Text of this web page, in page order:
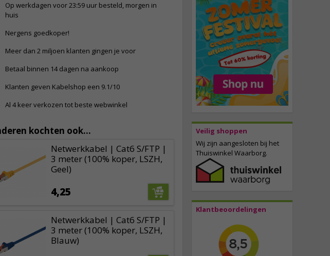
Veilig shoppen
Wij zijn aangesloten bij het
Thuiswinkel Waarborg.
Klantbeoordelingen
Op werkdagen voor 23:59 uur besteld, morgen in
huis
Nergens goedkoper!
Meer dan 2 miljoen klanten gingen je voor
Betaal binnen 14 dagen na aankoop
Klanten geven Kabelshop een 9.1/10
Al 4 keer verkozen tot beste webwinkel
kochten ook...
Netwerkkabel | Cat6 S/FTP |
3 meter (100% koper, LSZH,
Geel)
4,25
Netwerkkabel | Cat6 S/FTP |
3 meter (100% koper, LSZH,
Blauw)